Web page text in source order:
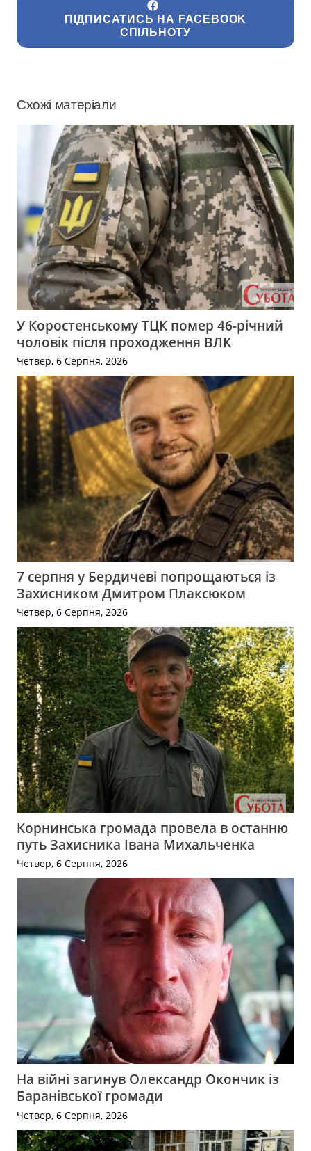
ПІДПИСАТИСЬ НА FACEBOOK
СПІЛЬНОТУ
Схожі матеріали
У Коростенському ТЦК помер 46-річний
чоловік після проходження ВЛК
Четвер, 6 Серпня, 2026
7 серпня у Бердичеві попрощаються із
Захисником Дмитром Плаксюком
Четвер, 6 Серпня, 2026
Корнинська громада провела в останню
путь Захисника Івана Михальченка
Четвер, 6 Серпня, 2026
На війні загинув Олександр Окончик із
Баранівської громади
Четвер, 6 Серпня, 2026